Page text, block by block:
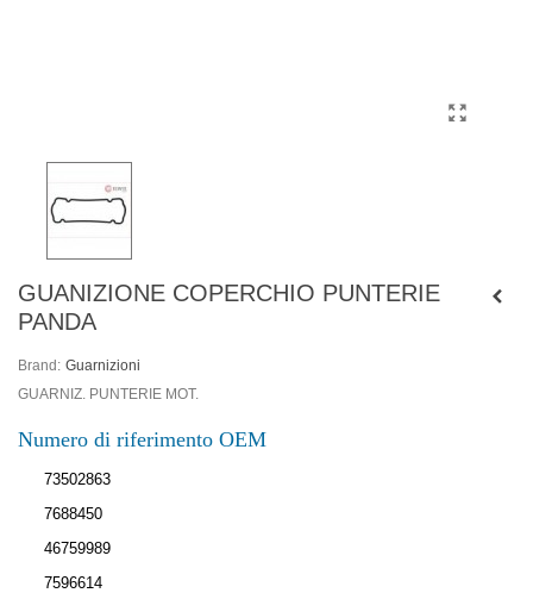
GUANIZIONE COPERCHIO PUNTERIE
PANDA
Brand: Guarnizioni
GUARNIZ. PUNTERIE MOT.
Numero di riferimento OEM
73502863
7688450
46759989
7596614